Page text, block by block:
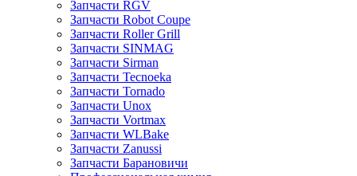
Запчасти RGV
Запчасти Robot Coupe
Запчасти Roller Grill
Запчасти SINMAG
Запчасти Sirman
Запчасти Tecnoeka
Запчасти Tornado
Запчасти Unox
Запчасти Vortmax
Запчасти WLBake
Запчасти Zanussi
Запчасти Барановичи